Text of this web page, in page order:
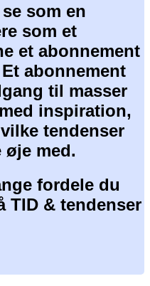
som en
som et
et abonnement
abonnement
til masser
inspiration,
tendenser
med.
fordele du
TID & tendenser